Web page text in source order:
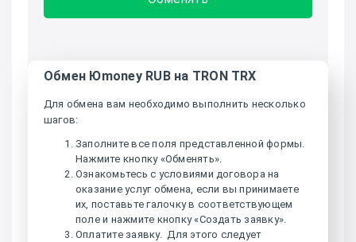
Обмен Юmoney RUB на TRON TRX
Для обмена вам необходимо выполнить несколько
шагов:
Заполните все поля представленной формы.
Нажмите кнопку «Обменять».
Ознакомьтесь с условиями договора на
оказание услуг обмена, если вы принимаете
их, поставьте галочку в соответствующем
поле и нажмите кнопку «Создать заявку».
Оплатите заявку. Для этого следует